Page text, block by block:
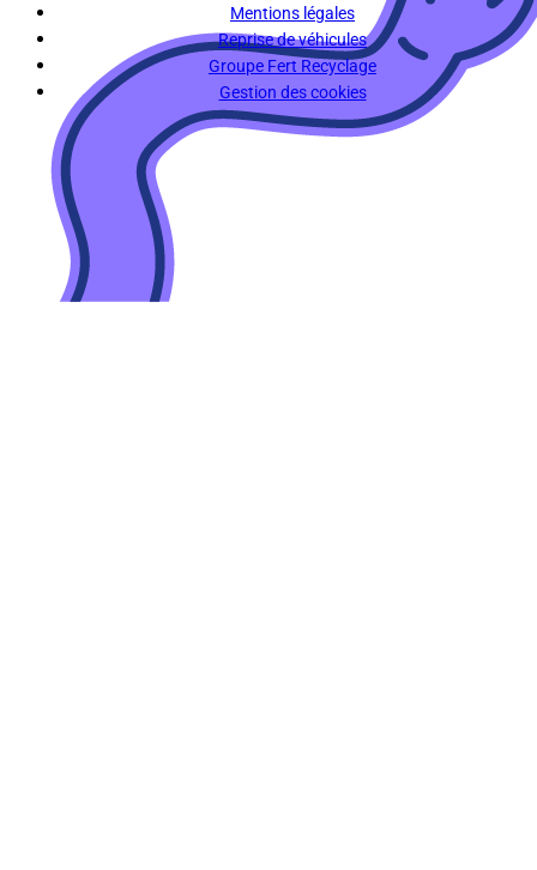
Mentions légales
Reprise de véhicules
Groupe Fert Recyclage
Gestion des cookies